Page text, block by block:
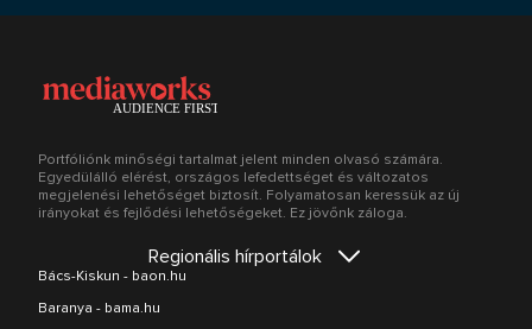
Portfóliónk minőségi tartalmat jelent minden olvasó számára.
Egyedülálló elérést, országos lefedettséget és változatos
megjelenési lehetőséget biztosít. Folyamatosan keressük az új
irányokat és fejlődési lehetőségeket. Ez jövőnk záloga.
Regionális hírportálok
Bács-Kiskun - baon.hu
Baranya - bama.hu